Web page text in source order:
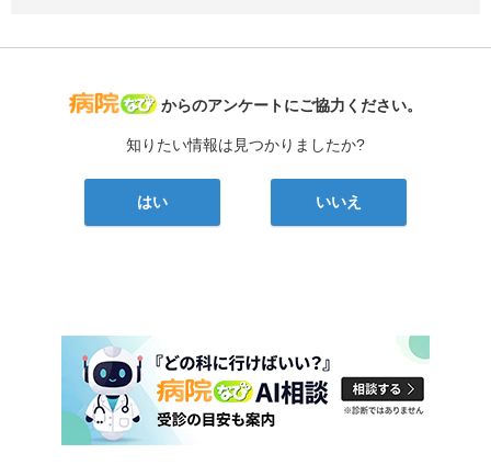
病院なび
からのアンケートにご協力ください。
知りたい情報は見つかりましたか?
はい いいえ